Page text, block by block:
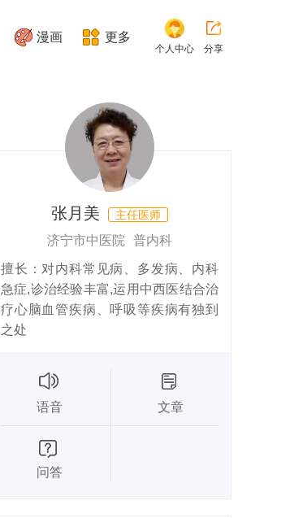
漫画 更多
个人中心 分享
张月美 主任医师
济宁市中医院 普内科
擅长：对内科常见病、多发病、内科
急症,诊治经验丰富,运用中西医结合治
疗心脑血管疾病、呼吸等疾病有独到
之处
语音 文章
问答